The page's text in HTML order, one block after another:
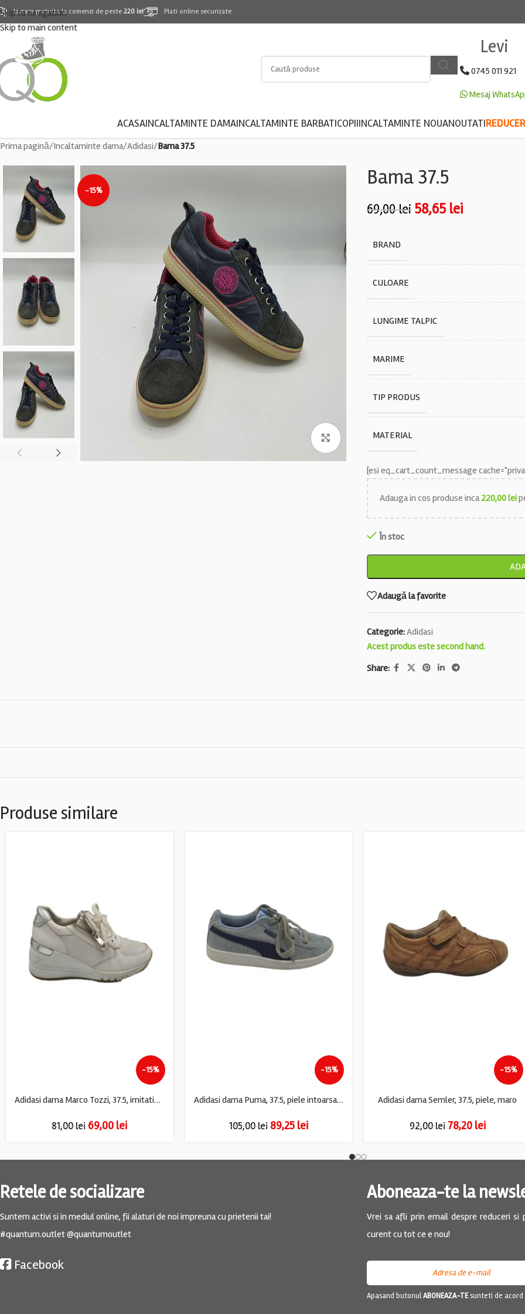
Skip to navigation
Skip to main content
Livrare gratuita la comenzi de peste 220 lei Plati online securizate
Levi
0745 011 921
Mesaj
ACASAINCALTAMINTE DAMAINCALTAMINTE BARBATICOPIIINCALTAMINTE NOUANOUTATI
Prima pagină/Incaltaminte dama/Adidasi/Bama 37.5
-15%
Faceți click pentru a mări
Bama 37.5
69,00lei 58,65 lei
BRAND
CULOARE
LUNGIME TALPIC
MARIME
TIP PRODUS
MATERIAL
[esi eq_cart_count_message
Adauga in cos produse inca220,00lei
În stoc
Adaugă la favorite
Categorie:Adidasi
Acest produs este second hand.
Share:
Produse similare
-15%
Adidasi dama Marco Tozzi, 37.5, imitatie de piele, alb
81,00lei 69,00 lei
-15%
Adidasi dama Puma, 37.5, piele intoarsa, albastru
105,00lei 89,25 lei
-15%
Adidasi dama Semler, 37.5, piele, maro
92,00lei 78,20 lei
Retele de socializare
Suntem activi si in mediul online, fii alaturi de noi impreuna cu prietenii tai!
#quantum.outlet @quantumoutlet
Facebook
Aboneaza-te la
Vrei sa afli prin email despre reduceri
curent cu tot ce e nou!
Apasand butonulABONEAZA-TEsunteti de acord